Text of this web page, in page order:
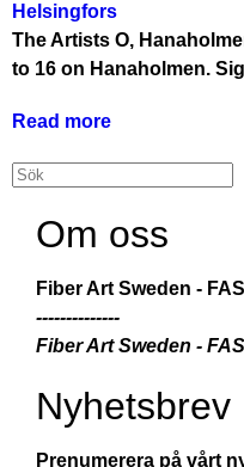
LINK
-
LINKKI
Hanaholmen
-
Helsingfors
The Artists O,
to 16 on Hanaholmen.
Read more
A
OF
ART
-
Hanaholmen
Search
Search
Om oss
Fiber Art Sweden - FAS
--------------
Fiber Art Sweden -
Nyhetsbrev
Prenumerera på vårt